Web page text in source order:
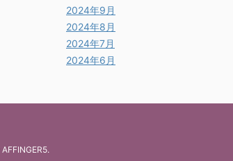
2024年9月
2024年8月
2024年7月
2024年6月
AFFINGER5.